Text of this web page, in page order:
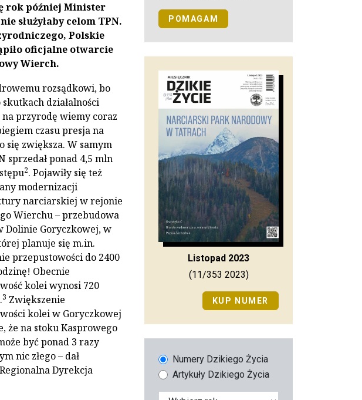
rok później Minister
służyłaby celom TPN.
Polskie
oficjalne otwarcie
Wierch.
rozsądkowi, bo
działalności
na przyrodę wiemy coraz
czasu presja na
się zwiększa. W samym
sprzedał ponad 4,5 mln
2. Pojawiły się też
modernizacji
narciarskiej w rejonie
Wierchu – przebudowa
Dolinie Goryczkowej, w
planuje się m.in.
przepustowości do 2400
Obecnie
kolei wynosi 720
3 Zwiększenie
kolei w Goryczkowej
że na stoku Kasprowego
być ponad 3 razy
nic złego – dał
Dyrekcja
POMAGAM
Listopad 2023
(11/353 2023)
KUP NUMER
Numery Dzikiego Życia
Artykuły Dzikiego Życia